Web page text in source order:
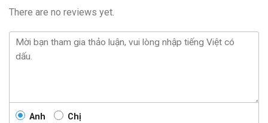
There are no reviews yet.
Anh Chị